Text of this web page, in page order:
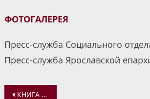
ФОТОГАЛЕРЕЯ
Пресс-служба Социального
Пресс-служба Ярославской
Навигация
КНИГА В. Э. БАГДАСАРЯНА И АРХИМАНДРИТА СИЛЬВЕСТРА (ЛУКАШЕНКО) ПОЛУЧИЛА ПРЕМИЮ «ЭКОНОМИЧЕСКАЯ КНИГА ГОДА – 2022»